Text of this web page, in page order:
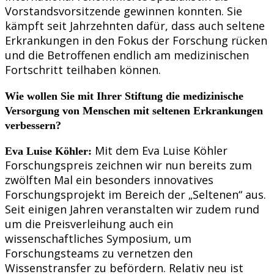
Vorstandsvorsitzende gewinnen konnten. Sie
kämpft seit Jahrzehnten dafür, dass auch seltene
Erkrankungen in den Fokus der Forschung rücken
und die Betroffenen endlich am medizinischen
Fortschritt teilhaben können.
Wie wollen Sie mit Ihrer Stiftung die medizinische
Versorgung von Menschen mit seltenen Erkrankungen
verbessern?
Eva Luise Köhler: Mit dem Eva Luise Köhler
Forschungspreis zeichnen wir nun bereits zum
zwölften Mal ein besonders innovatives
Forschungsprojekt im Bereich der „Seltenen“ aus.
Seit einigen Jahren veranstalten wir zudem rund
um die Preisverleihung auch ein
wissenschaftliches Symposium, um
Forschungsteams zu vernetzen den
Wissenstransfer zu befördern. Relativ neu ist